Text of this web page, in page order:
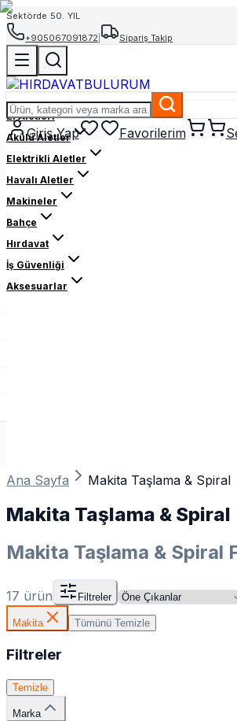
Sektörde 50. YIL
+905067091872
Sipariş Takip
Giriş Yap Favorilerim
El Aletleri
Akülü Aletler
Elektrikli Aletler
Havalı Aletler
Makineler
Bahçe
Hırdavat
İş Güvenliği
Aksesuarlar
Ana Sayfa Makita Taşlama & Spiral
Makita Taşlama & Spiral
Makita Taşlama & Spiral
17 ürün Filtreler
Makita Tümünü Temizle
Filtreler
Temizle
Marka